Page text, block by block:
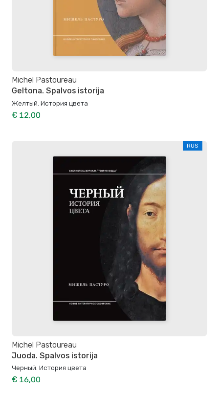
Michel Pastoureau
Geltona. Spalvos istorija
Желтый. История цвета
€ 12,00
RUS
Michel Pastoureau
Juoda. Spalvos istorija
Черный. История цвета
€ 16,00